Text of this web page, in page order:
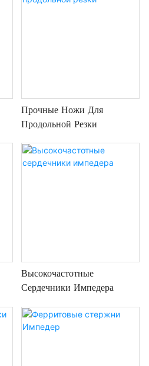
Прочные Ножи Для
Продольной Резки
Высокочастотные
Сердечники Импедера